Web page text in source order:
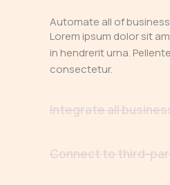
Automate all of
Lorem ipsum dolor sit
in hendrerit urna.
consectetur.
Integrate all
Connect to third-